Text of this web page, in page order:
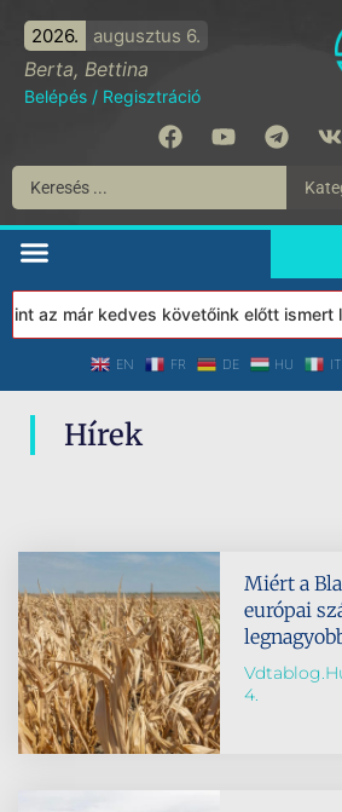
2026. augusztus 6.
Berta, Bettina
Belépés / Regisztráció
az már kedves követőink előtt ismert
EN FR DE HU IT
Hírek
Miért a
európai
4.